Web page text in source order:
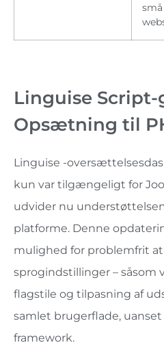
små
Linguise
Opsætning til
Linguise -
kun var tilgængeligt for
udvider nu
platforme. Denne
mulighed for problemfrit
sprogindstillinger – såsom
flagstile og tilpasning af
samlet brugerflade, uanset
framework.